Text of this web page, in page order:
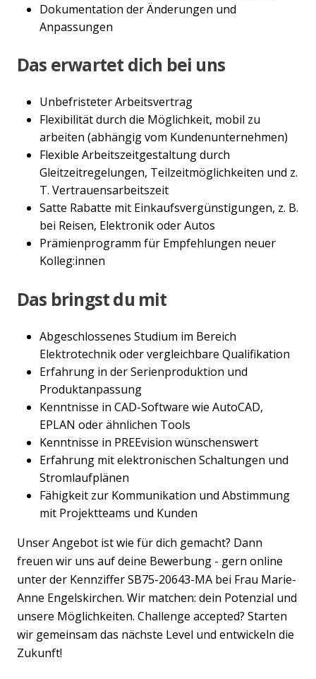
Dokumentation der Änderungen und
Anpassungen
Das erwartet dich bei uns
Unbefristeter Arbeitsvertrag
Flexibilität durch die Möglichkeit, mobil zu
arbeiten (abhängig vom Kundenunternehmen)
Flexible Arbeitszeitgestaltung durch
Gleitzeitregelungen, Teilzeitmöglichkeiten und z.
T. Vertrauensarbeitszeit
Satte Rabatte mit Einkaufsvergünstigungen, z. B.
bei Reisen, Elektronik oder Autos
Prämienprogramm für Empfehlungen neuer
Kolleg:innen
Das bringst du mit
Abgeschlossenes Studium im Bereich
Elektrotechnik oder vergleichbare Qualifikation
Erfahrung in der Serienproduktion und
Produktanpassung
Kenntnisse in CAD-Software wie AutoCAD,
EPLAN oder ähnlichen Tools
Kenntnisse in PREEvision wünschenswert
Erfahrung mit elektronischen Schaltungen und
Stromlaufplänen
Fähigkeit zur Kommunikation und Abstimmung
mit Projektteams und Kunden
Unser Angebot ist wie für dich gemacht? Dann
freuen wir uns auf deine Bewerbung - gern online
unter der Kennziffer SB75-20643-MA bei Frau Marie-
Anne Engelskirchen. Wir matchen: dein Potenzial und
unsere Möglichkeiten. Challenge accepted? Starten
wir gemeinsam das nächste Level und entwickeln die
Zukunft!